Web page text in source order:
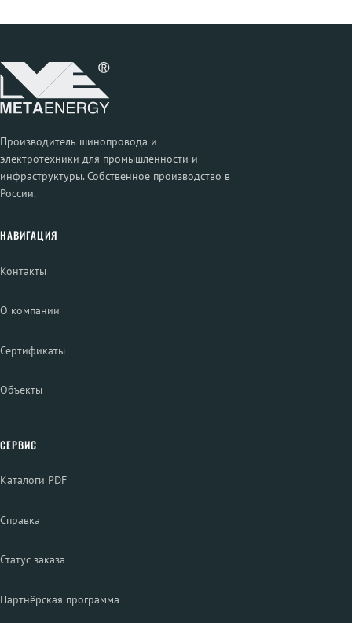
Производитель шинопровода и
электротехники для промышленности и
инфраструктуры. Собственное производство в
России.
НАВИГАЦИЯ
Контакты
О компании
Сертификаты
Объекты
СЕРВИС
Каталоги PDF
Справка
Статус заказа
Партнёрская программа